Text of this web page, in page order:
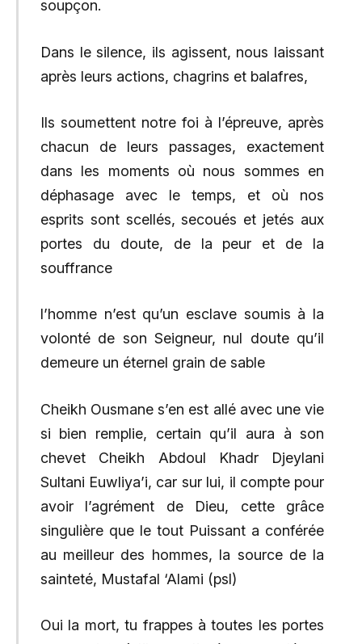
soupçon.
Dans le silence, ils agissent, nous laissant
après leurs actions, chagrins et balafres,
Ils soumettent notre foi à l’épreuve, après
chacun de leurs passages, exactement
dans les moments où nous sommes en
déphasage avec le temps, et où nos
esprits sont scellés, secoués et jetés aux
portes du doute, de la peur et de la
souffrance
l’homme n’est qu’un esclave soumis à la
volonté de son Seigneur, nul doute qu’il
demeure un éternel grain de sable
Cheikh Ousmane s’en est allé avec une vie
si bien remplie, certain qu’il aura à son
chevet Cheikh Abdoul Khadr Djeylani
Sultani Euwliya’i, car sur lui, il compte pour
avoir l’agrément de Dieu, cette grâce
singulière que le tout Puissant a conférée
au meilleur des hommes, la source de la
sainteté, Mustafal ‘Alami (psl)
Oui la mort, tu frappes à toutes les portes